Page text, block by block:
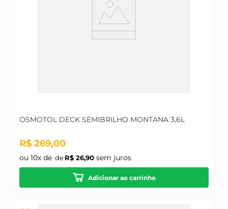
OSMOTOL DECK SEMIBRILHO MONTANA 3,6L
R$ 269,00
ou 10x de R$ 26,90sem juros
Adicionar ao carrinho